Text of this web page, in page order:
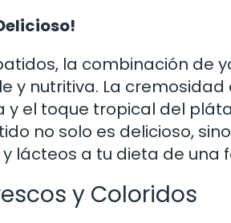
la combinación
y nutritiva. La
y el toque tropical del
no solo es delicioso,
lácteos a tu dieta de una
y Coloridos